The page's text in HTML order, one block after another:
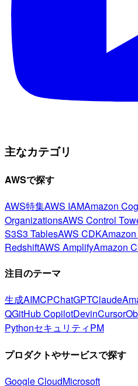
主なカテゴリ
AWSで探す
AWS特集AWS IAMAmazon
OrganizationsAWS Control
S3S3 TablesAWS CDK
RedshiftAWS AmplifyAmazon
注目のテーマ
生成AIMCPChatGPTClaude
QGitHub CopilotDevinCursor
PythonセキュリティPM
プロダクトやサービスで探す
Google CloudMicrosoft